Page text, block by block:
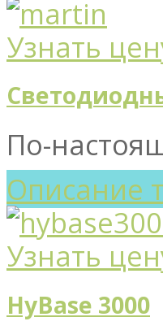
Узнать
По-
Описание
Узнать
HyBase 3000